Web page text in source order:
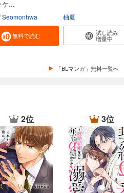
ケ...
Seomonhwa
無料で読む
柚夏
試し読み
増量中
「BLマンガ」無料一覧へ
2位 3位